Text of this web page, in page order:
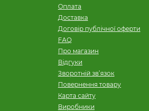
Оплата
Доставка
Договір публічної оферти
FAQ
Про магазин
Відгуки
Зворотній зв’язок
Повернення товару
Карта сайту
Виробники